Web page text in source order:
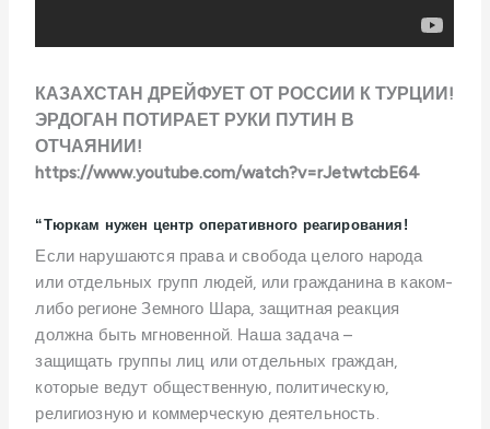
КАЗАХСТАН ДРЕЙФУЕТ ОТ РОССИИ К ТУРЦИИ!
ЭРДОГАН ПОТИРАЕТ РУКИ ПУТИН В
ОТЧАЯНИИ!
https://www.youtube.com/watch?v=rJetwtcbE64
“Тюркам нужен центр оперативного реагирования!
Если нарушаются права и свобода целого народа
или отдельных групп людей, или гражданина в каком-
либо регионе Земного Шара, защитная реакция
должна быть мгновенной. Наша задача –
защищать группы лиц или отдельных граждан,
которые ведут общественную, политическую,
религиозную и коммерческую деятельность.